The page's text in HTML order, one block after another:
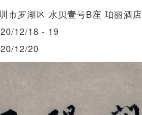
市罗湖区 水贝壹号B座 珀丽酒店
12/18 - 19
12/20